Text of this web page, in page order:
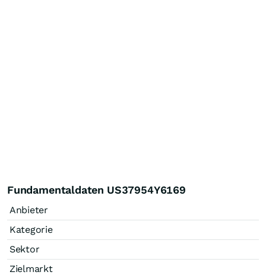
Fundamentaldaten US37954Y6169
Anbieter
Kategorie
Sektor
Zielmarkt